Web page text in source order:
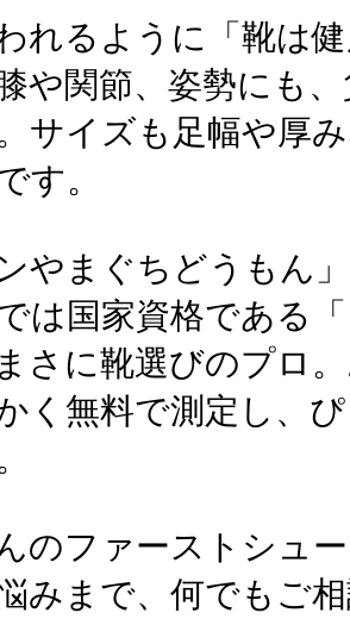
れるように「靴は
や関節、姿勢にも
サイズも足幅や厚
す。
やまぐちどうもん
は国家資格である
さに靴選びのプロ
く無料で測定し、
んのファーストシュ
みまで、何でもご